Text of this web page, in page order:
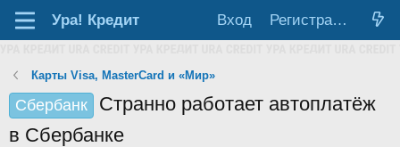
Ура! Кредит Вход Регистрация
Карты Visa, MasterCard и «Мир»
Сбербанк
Странно работает автоплатёж
в Сбербанке